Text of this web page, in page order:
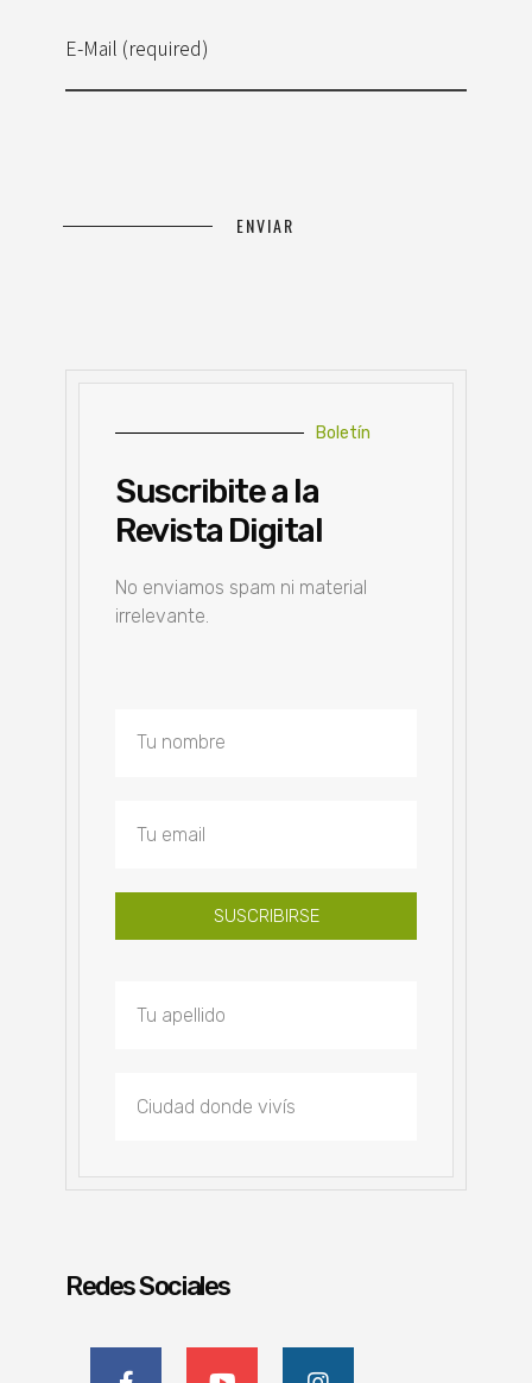
E-Mail (required)
Boletín
Suscribite a la
Revista Digital
No enviamos spam ni material
irrelevante.
SUSCRIBIRSE
Redes Sociales